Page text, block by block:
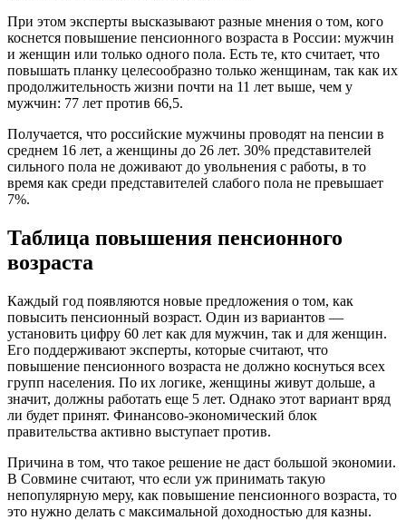
При этом эксперты высказывают разные мнения о том, кого
коснется повышение пенсионного возраста в России: мужчин
и женщин или только одного пола. Есть те, кто считает, что
повышать планку целесообразно только женщинам, так как их
продолжительность жизни почти на 11 лет выше, чем у
мужчин: 77 лет против 66,5.
Получается, что российские мужчины проводят на пенсии в
среднем 16 лет, а женщины до 26 лет. 30% представителей
сильного пола не доживают до увольнения с работы, в то
время как среди представителей слабого пола не превышает
7%.
Таблица повышения пенсионного
возраста
Каждый год появляются новые предложения о том, как
повысить пенсионный возраст. Один из вариантов —
установить цифру 60 лет как для мужчин, так и для женщин.
Его поддерживают эксперты, которые считают, что
повышение пенсионного возраста не должно коснуться всех
групп населения. По их логике, женщины живут дольше, а
значит, должны работать еще 5 лет. Однако этот вариант вряд
ли будет принят. Финансово-экономический блок
правительства активно выступает против.
Причина в том, что такое решение не даст большой экономии.
В Совмине считают, что если уж принимать такую ​​
непопулярную меру, как повышение пенсионного возраста, то
это нужно делать с максимальной доходностью для казны.